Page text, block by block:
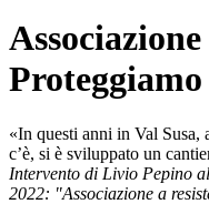
«In questi anni in Val Susa,
c’è, si è sviluppato un
Intervento di Livio Pepino
2022: "Associazione a